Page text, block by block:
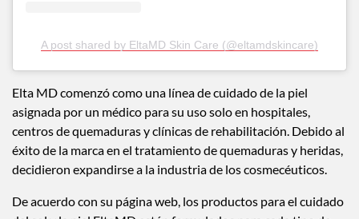
A post shared by EltaMD Skin Care (@eltamdskincare)
Elta MD comenzó como una línea de cuidado de la piel
asignada por un médico para su uso solo en hospitales,
centros de quemaduras y clínicas de rehabilitación. Debido al
éxito de la marca en el tratamiento de quemaduras y heridas,
decidieron expandirse a la industria de los cosmecéuticos.
De acuerdo con su página web, los productos para el cuidado